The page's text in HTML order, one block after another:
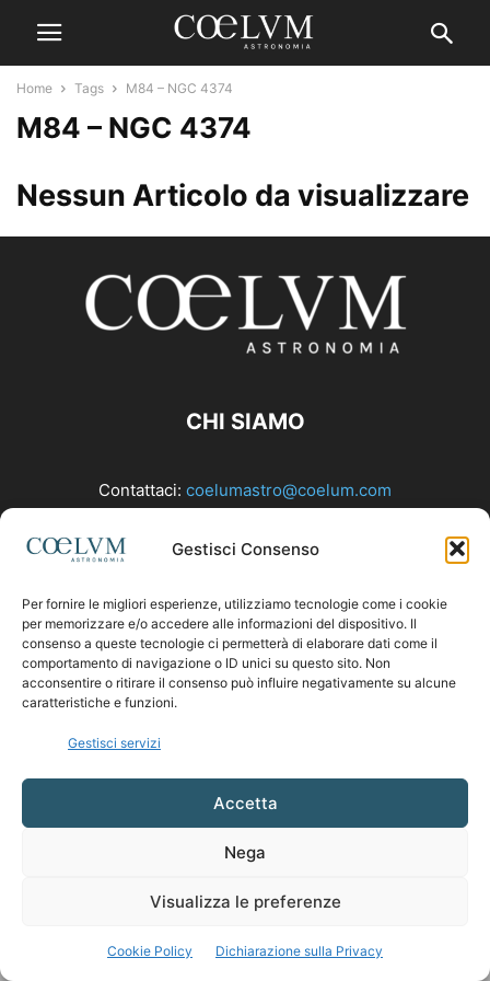
Gestisci Consenso
Per fornire le migliori esperienze, utilizziamo tecnologie come i cookie
per memorizzare e/o accedere alle informazioni del dispositivo. Il
consenso a queste tecnologie ci permetterà di elaborare dati come il
comportamento di navigazione o ID unici su questo sito. Non
acconsentire o ritirare il consenso può influire negativamente su alcune
caratteristiche e funzioni.
Gestisci servizi
Accetta
Nega
Visualizza le preferenze
Cookie Policy Dichiarazione sulla Privacy
Home Tags M84 – NGC 4374
M84 – NGC 4374
Nessun Articolo da visualizzare
CHI SIAMO
Contattaci: coelumastro@coelum.com
SEGUICI